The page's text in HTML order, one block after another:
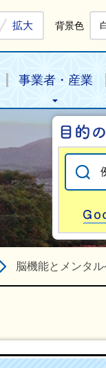
拡大 背景色
事業者・産業
脳機能とメンタ